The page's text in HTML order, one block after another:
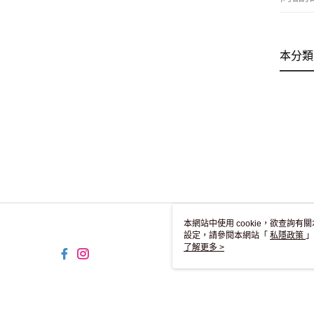
本分
本網站中使用 cookie，欲查詢有
設定，請參閱本網站「 私隱政策
用 cookie。
了解更多 >